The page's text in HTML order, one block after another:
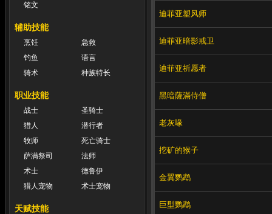
铭文
辅助技能
烹饪
急救
钓鱼
语言
骑术
种族特长
职业技能
战士
圣骑士
猎人
潜行者
牧师
死亡骑士
萨满祭司
法师
术士
德鲁伊
猎人宠物
术士宠物
天赋技能
迪菲亚塑风师
迪菲亚暗影戒卫
迪菲亚祈愿者
黑暗薩滿侍僧
老灰喙
挖矿的猴子
金翼鹦鹉
巨型鹦鹉